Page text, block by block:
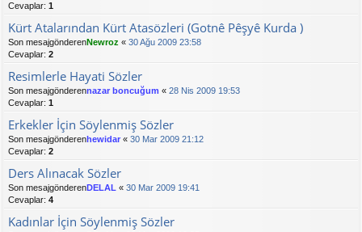
Cevaplar: 1
Kürt Atalarından Kürt Atasözleri (Gotnê Pêşyê Kurda )
Son mesajgönderenNewroz « 30 Ağu 2009 23:58
Cevaplar: 2
Resimlerle Hayati Sözler
Son mesajgönderennazar boncuğum « 28 Nis 2009 19:53
Cevaplar: 1
Erkekler İçin Söylenmiş Sözler
Son mesajgönderenhewidar « 30 Mar 2009 21:12
Cevaplar: 2
Ders Alınacak Sözler
Son mesajgönderenDELAL « 30 Mar 2009 19:41
Cevaplar: 4
Kadınlar İçin Söylenmiş Sözler